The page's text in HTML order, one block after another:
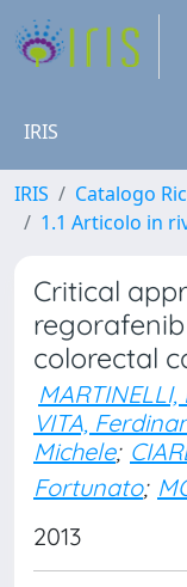
IRIS
IRIS Catalogo
1.1 Articolo in
Critical
colorectal
MARTINELLI,
VITA,
Michele;
Fortunato;
2013